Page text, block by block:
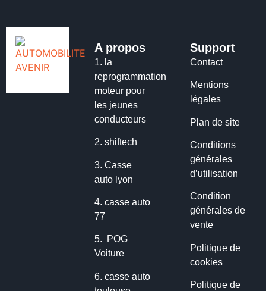
A propos
1. la
reprogrammation
moteur pour
les jeunes
conducteurs
2.shiftech
3.Casse
auto lyon
4.casse auto
77
5. POG
Voiture
6.casse auto
Support
Contact
Mentions
légales
Plan de site
Conditions
générales
d’utilisation
Condition
générales de
vente
Politique de
cookies
Politique de